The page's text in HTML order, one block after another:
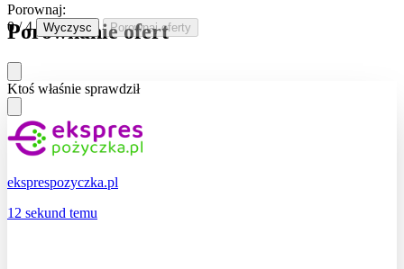
Porownaj:
0 / 4
Wyczysc Porownaj oferty
Porownanie ofert
Ktoś właśnie sprawdził
eksprespozyczka.pl
12 sekund temu